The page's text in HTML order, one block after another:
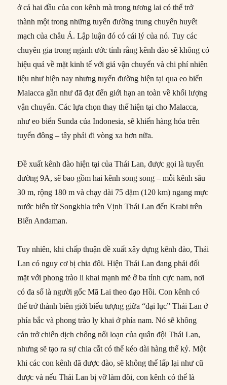
ở cả hai đầu của con kênh mà trong tương lai có thể trở
thành một trong những tuyến đường trung chuyển huyết
mạch của châu Á. Lập luận đó có cái lý của nó. Tuy các
chuyên gia trong ngành ước tính rằng kênh đào sẽ không có
hiệu quả về mặt kinh tế với giá vận chuyển và chi phí nhiên
liệu như hiện nay nhưng tuyến đường hiện tại qua eo biển
Malacca gần như đã đạt đến giới hạn an toàn về khối lượng
vận chuyển. Các lựa chọn thay thế hiện tại cho Malacca,
như eo biển Sunda của Indonesia, sẽ khiến hàng hóa trên
tuyến đông – tây phải đi vòng xa hơn nữa.
Đề xuất kênh đào hiện tại của Thái Lan, được gọi là tuyến
đường 9A, sẽ bao gồm hai kênh song song – mỗi kênh sâu
30 m, rộng 180 m và chạy dài 75 dặm (120 km) ngang mực
nước biển từ Songkhla trên Vịnh Thái Lan đến Krabi trên
Biển Andaman.
Tuy nhiên, khi chấp thuận đề xuất xây dựng kênh đào, Thái
Lan có nguy cơ bị chia đôi. Hiện Thái Lan đang phải đối
mặt với phong trào li khai mạnh mẽ ở ba tỉnh cực nam, nơi
có đa số là người gốc Mã Lai theo đạo Hồi. Con kênh có
thể trở thành biên giới biểu tượng giữa “đại lục” Thái Lan ở
phía bắc và phong trào ly khai ở phía nam. Nó sẽ không
cản trở chiến dịch chống nổi loạn của quân đội Thái Lan,
nhưng sẽ tạo ra sự chia cắt có thể kéo dài hàng thế kỷ. Một
khi các con kênh đã được đào, sẽ không thể lấp lại như cũ
được và nếu Thái Lan bị vỡ làm đôi, con kênh có thể là